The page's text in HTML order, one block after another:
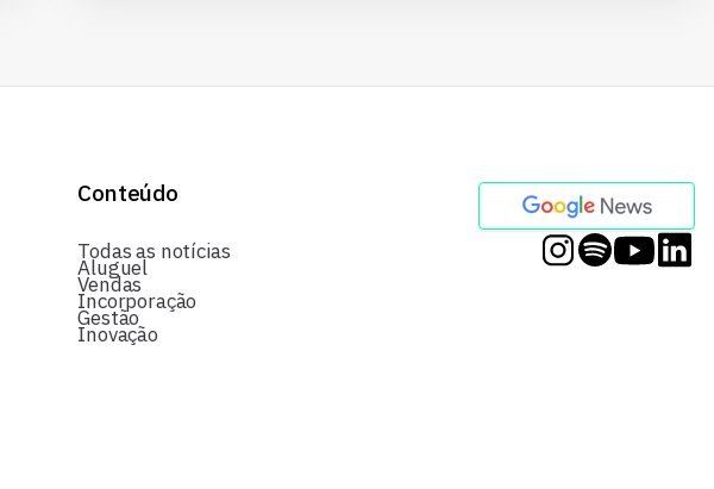
Conteúdo
Todas as notícias
Aluguel
Vendas
Incorporação
Gestão
Inovação